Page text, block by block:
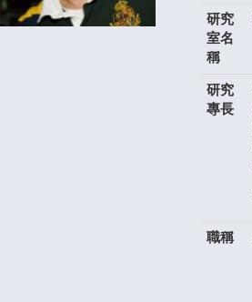
研究
室名
稱
研究
專長
職稱